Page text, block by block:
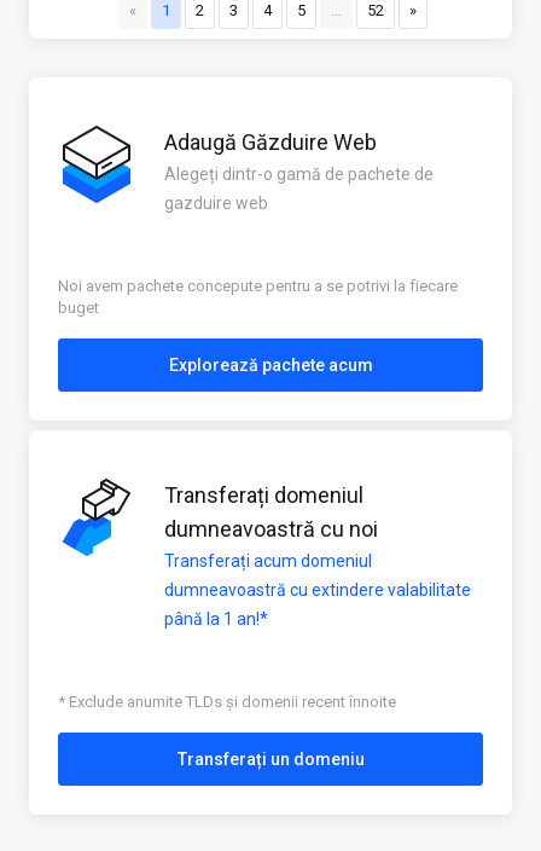
« 1 2 3 4 5 … 52 »
Adaugă Găzduire Web
Alegeți dintr-o gamă de pachete de
gazduire web
Noi avem pachete concepute pentru a se potrivi la fiecare
buget
Explorează pachete acum
Transferați domeniul
dumneavoastră cu noi
Transferați acum domeniul
dumneavoastră cu extindere valabilitate
până la 1 an!*
* Exclude anumite TLDs și domenii recent înnoite
Transferați un domeniu